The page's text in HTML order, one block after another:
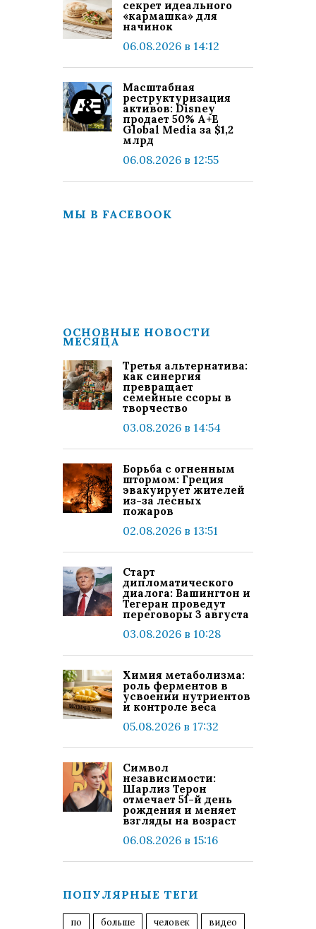
секрет идеального
«кармашка» для
начинок
06.08.2026 в 14:12
Масштабная
реструктуризация
активов: Disney
продает 50% A+E
Global Media за $1,2
млрд
06.08.2026 в 12:55
МЫ В FACEBOOK
ОСНОВНЫЕ НОВОСТИ
МЕСЯЦА
Третья альтернатива:
как синергия
превращает
семейные ссоры в
творчество
03.08.2026 в 14:54
Борьба с огненным
штормом: Греция
эвакуирует жителей
из-за лесных
пожаров
02.08.2026 в 13:51
Старт
дипломатического
диалога: Вашингтон и
Тегеран проведут
переговоры 3 августа
03.08.2026 в 10:28
Химия метаболизма:
роль ферментов в
усвоении нутриентов
и контроле веса
05.08.2026 в 17:32
Символ
независимости:
Шарлиз Терон
отмечает 51-й день
рождения и меняет
взгляды на возраст
06.08.2026 в 15:16
ПОПУЛЯРНЫЕ ТЕГИ
по больше человек
видео